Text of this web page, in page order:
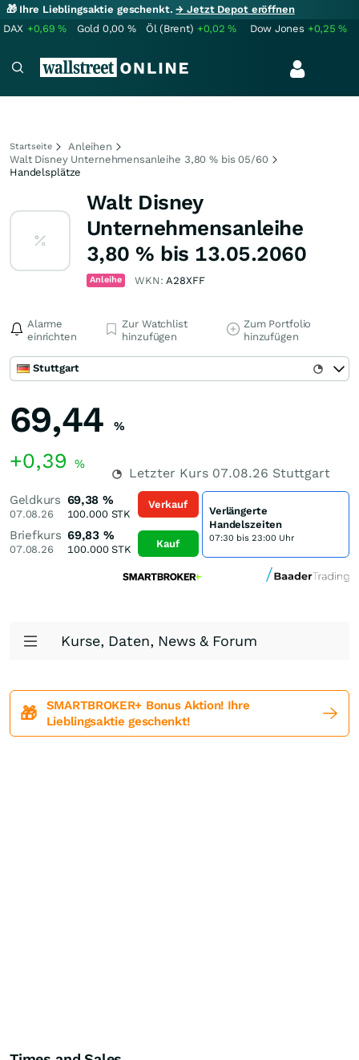
🎁 Ihre Lieblingsaktie geschenkt.→ Jetzt Depot eröffnen
DAX +0,69% Gold 0,00 % Öl (Brent) +0,02% Dow Jones +0,25%
Startseite
Anleihen
Walt Disney Unternehmensanleihe 3,80 % bis 05/60
Handelsplätze
Walt Disney
Unternehmensanleihe
3,80 % bis 13.05.2060
Anleihe WKN:A28XFF
Alarme
einrichten
Zur Watchlist
hinzufügen
Zum Portfolio
hinzufügen
Stuttgart
69,44 %
+0,39 %
Letzter Kurs 07.08.26 Stuttgart
Geldkurs
07.08.26
69,38 %
100.000STK
Briefkurs
07.08.26
69,83 %
100.000STK
Verkauf
Kauf
Verlängerte
Handelszeiten
07:30 bis 23:00 Uhr
Kurse, Daten, News & Forum
🎁
SMARTBROKER+ Bonus Aktion! Ihre
Lieblingsaktie geschenkt!